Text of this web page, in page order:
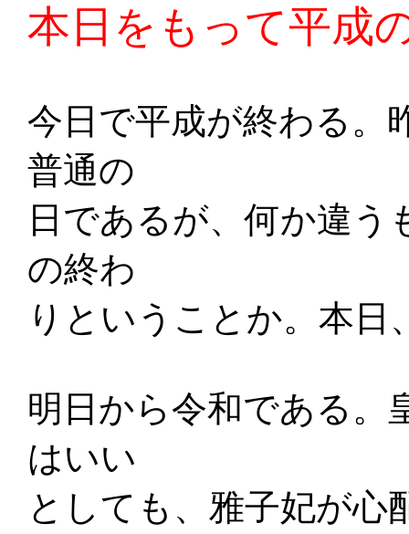
本日をもって平成
今日で平成が終わる。
普通の
日であるが、何か違
の終わ
りということか。本日
明日から令和である。
はいい
としても、雅子妃が心